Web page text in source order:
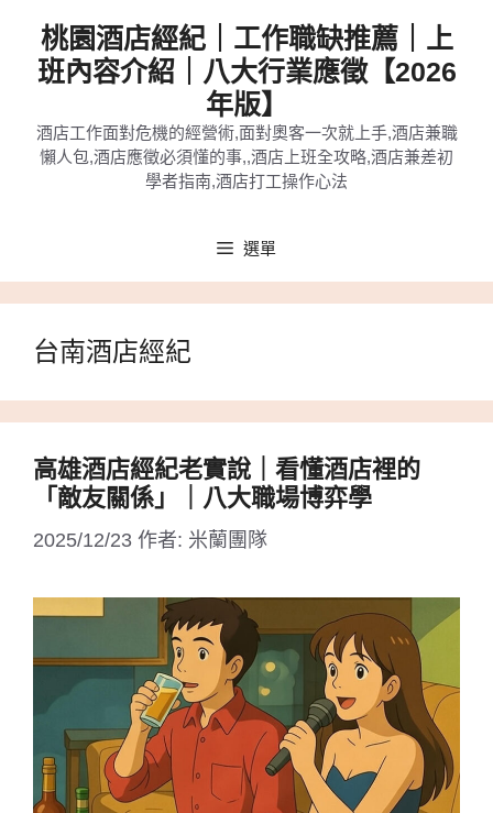
桃園酒店經紀｜工作職缺推薦｜上
班內容介紹｜八大行業應徵【2026
年版】
酒店工作面對危機的經營術,面對奧客一次就上手,酒店兼職
懶人包,酒店應徵必須懂的事,,酒店上班全攻略,酒店兼差初
學者指南,酒店打工操作心法
選單
台南酒店經紀
高雄酒店經紀老實說｜看懂酒店裡的
「敵友關係」｜八大職場博弈學
2025/12/23 作者: 米蘭團隊